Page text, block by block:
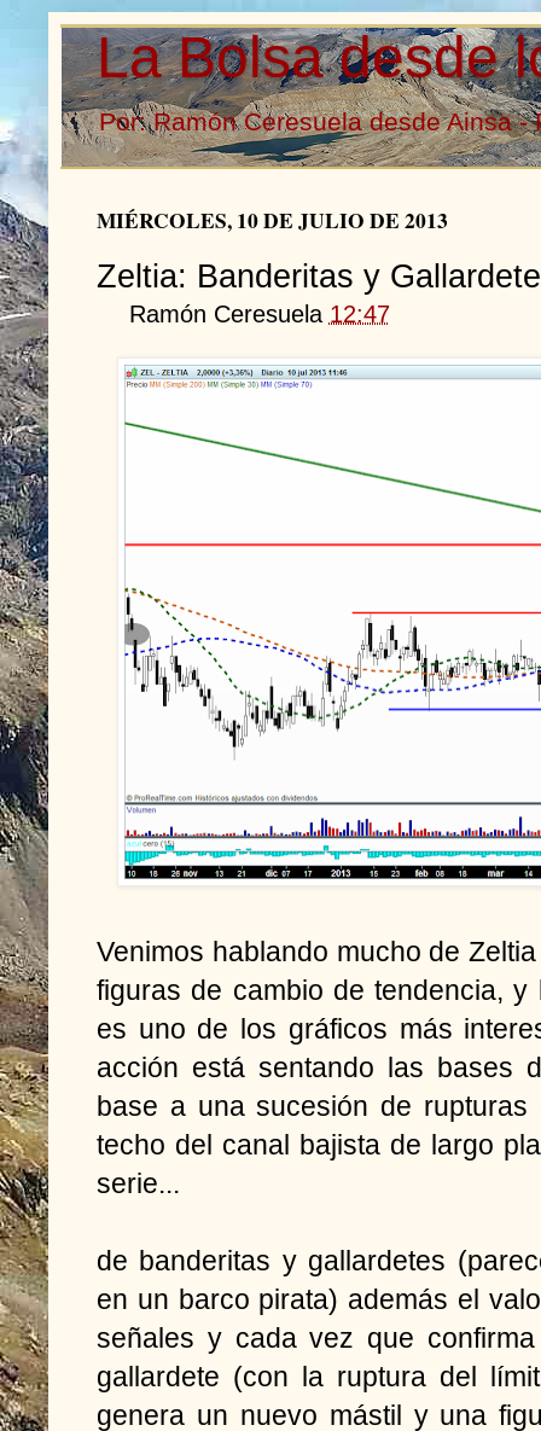
La Bolsa desde
Por: Ramón Ceresuela desde Ainsa -
MIÉRCOLES, 10 DE JULIO DE 2013
Zeltia: Banderitas y
Ramón Ceresuela 12:47
Venimos hablando mucho de
figuras de cambio de tendencia,
es uno de los gráficos más
acción está sentando las bases
base a una sucesión de
techo del canal bajista de largo
serie...
de banderitas y gallardetes
en un barco pirata) además el
señales y cada vez que
gallardete (con la ruptura del
genera un nuevo mástil y una